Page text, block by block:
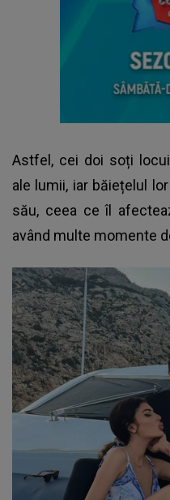
Astfel, cei doi soți
ale lumii, iar băiețelul
său, ceea ce îl
având multe momente